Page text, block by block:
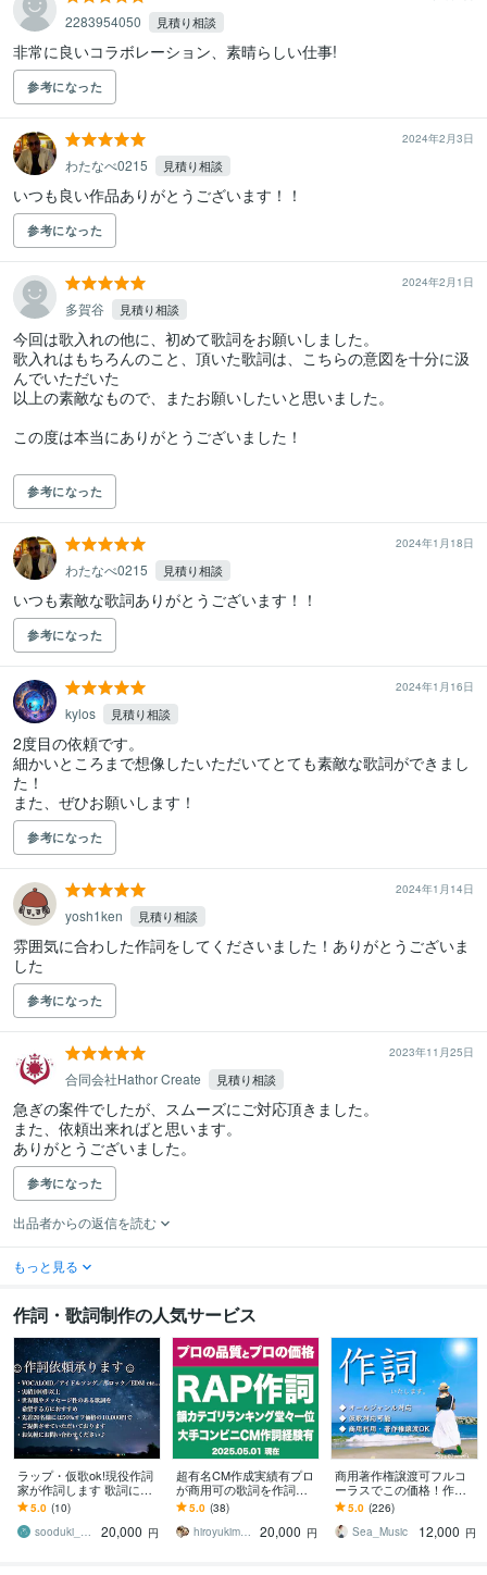
2283954050 見積り相談
非常に良いコラボレーション、素晴らしい仕事!
参考になった
2024年2月3日
わたなべ0215 見積り相談
いつも良い作品ありがとうございます！！
参考になった
2024年2月1日
多賀谷 見積り相談
今回は歌入れの他に、初めて歌詞をお願いしました。
歌入れはもちろんのこと、頂いた歌詞は、こちらの意図を十分に汲
んでいただいた
以上の素敵なもので、またお願いしたいと思いました。
この度は本当にありがとうございました！
参考になった
2024年1月18日
わたなべ0215 見積り相談
いつも素敵な歌詞ありがとうございます！！
参考になった
2024年1月16日
kylos 見積り相談
2度目の依頼です。
細かいところまで想像したいただいてとても素敵な歌詞ができまし
た！
参考になった
2024年1月14日
yosh1ken 見積り相談
雰囲気に合わした作詞をしてくださいました！ありがとうございま
した
参考になった
2023年11月25日
合同会社Hathor Create 見積り相談
急ぎの案件でしたが、スムーズにご対応頂きました。
また、依頼出来ればと思います。
ありがとうございました。
参考になった
出品者からの返信を読む
もっと見る
作詞・歌詞制作の人気サービス
ラップ・仮歌ok!現役作詞
家が作詞します 歌詞にこ
だわりを求める方は是非
お問い合わせください！
5.0 (10)
sooduki_marika
20,000 円
超有名CM作成実績有プロ
が商用可の歌詞を作詞し
ます 元プロラッパーの作
詞｜商用利用可・著作権
譲渡★韻カテゴリ1位
5.0 (38)
hiroyukimpss
20,000 円
商用著作権譲渡可フルコ
ーラスでこの価格！作詞
します 想いが届く詞を書
きます。修正もお気軽
に、無料修正あります！
5.0 (226)
Sea_Music
12,000 円